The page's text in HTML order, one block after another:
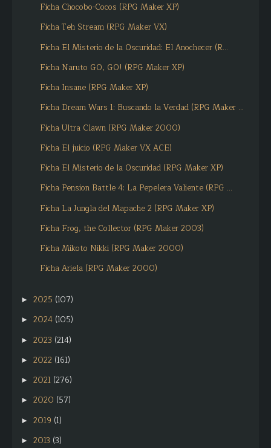
Ficha Chocobo-Cocos (RPG Maker XP)
Ficha Teh Stream (RPG Maker VX)
Ficha El Misterio de la Oscuridad: El Anochecer (R...
Ficha Naruto GO, GO! (RPG Maker XP)
Ficha Insane (RPG Maker XP)
Ficha Dream Wars 1: Buscando la Verdad (RPG Maker ...
Ficha Ultra Clawn (RPG Maker 2000)
Ficha El juicio (RPG Maker VX ACE)
Ficha El Misterio de la Oscuridad (RPG Maker XP)
Ficha Pension Battle 4: La Pepelera Valiente (RPG ...
Ficha La Jungla del Mapache 2 (RPG Maker XP)
Ficha Frog, the Collector (RPG Maker 2003)
Ficha Mikoto Nikki (RPG Maker 2000)
Ficha Ariela (RPG Maker 2000)
► 2025 (107)
► 2024 (105)
► 2023 (214)
► 2022 (161)
► 2021 (276)
► 2020 (57)
► 2019 (1)
► 2013 (3)